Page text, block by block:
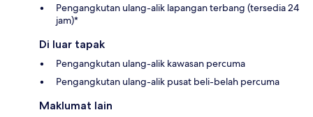
Pengangkutan ulang-alik lapangan terbang (tersedia 24
jam)*
Di luar tapak
Pengangkutan ulang-alik kawasan percuma
Pengangkutan ulang-alik pusat beli-belah percuma
Maklumat lain